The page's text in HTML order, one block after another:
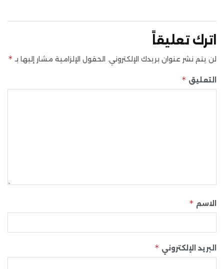
اترك تعليقاً
لن يتم نشر عنوان بريدك الإلكتروني. الحقول الإلزامية مشار إليها بـ *
التعليق *
الاسم *
البريد الإلكتروني *